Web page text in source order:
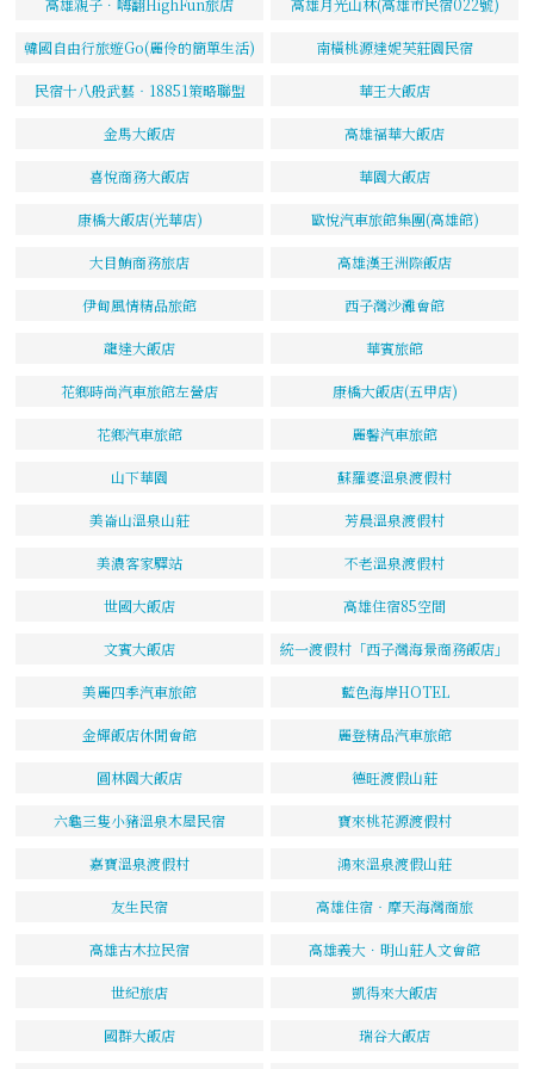
韓國自由行旅遊Go(麗伶的簡單生活) 南橫桃源達妮芙莊園民宿
民宿十八般武藝‧18851策略聯盟 華王大飯店
金馬大飯店 高雄福華大飯店
喜悅商務大飯店 華園大飯店
康橋大飯店(光華店) 歐悅汽車旅館集團(高雄館)
大目鮪商務旅店 高雄漢王洲際飯店
伊甸風情精品旅館 西子灣沙灘會館
龍達大飯店 華賓旅館
花鄉時尚汽車旅館左營店 康橋大飯店(五甲店)
花鄉汽車旅館 麗馨汽車旅館
山下華園 蘇羅婆溫泉渡假村
美崙山溫泉山莊 芳晨溫泉渡假村
美濃客家驛站 不老溫泉渡假村
世國大飯店 高雄住宿85空間
文賓大飯店 統一渡假村「西子灣海景商務飯店」
美麗四季汽車旅館 藍色海岸HOTEL
金輝飯店休閒會館 麗登精品汽車旅館
圓林園大飯店 德旺渡假山莊
六龜三隻小豬溫泉木屋民宿 寶來桃花源渡假村
嘉寶溫泉渡假村 鴻來溫泉渡假山莊
友生民宿 高雄住宿‧摩天海灣商旅
高雄古木拉民宿 高雄義大．明山莊人文會館
世紀旅店 凱得來大飯店
國群大飯店 瑞谷大飯店